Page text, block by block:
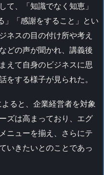
て、「知識でなく知恵」
」「感謝をすること」とい
ネスの目の付け所や考え
どの声が聞かれ、講義後
えて自身のビジネスに思
をする様子が見られた。
ると、企業経営者を対象
ズは高まっており、エグ
ニューを揃え、さらにテ
いきたいとのことであっ